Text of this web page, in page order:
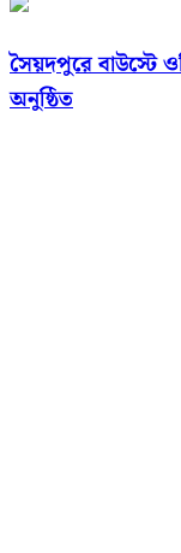
সৈয়দপুরে বাউস্টে
অনুষ্ঠিত